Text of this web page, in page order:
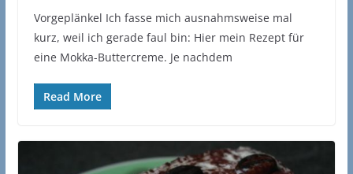
Vorgeplänkel Ich fasse mich ausnahmsweise mal
kurz, weil ich gerade faul bin: Hier mein Rezept für
eine Mokka-Buttercreme. Je nachdem
Read More